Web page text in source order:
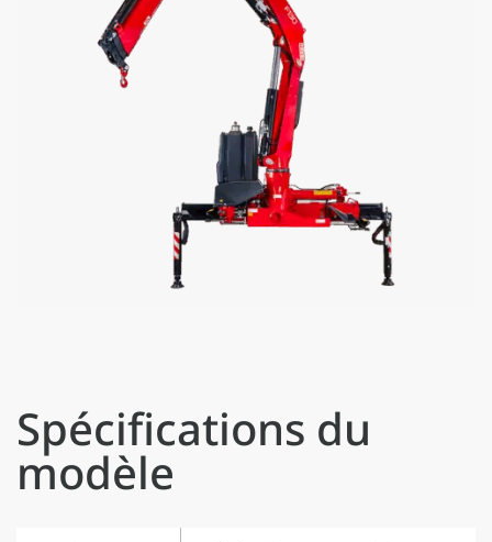
Spécifications du
modèle